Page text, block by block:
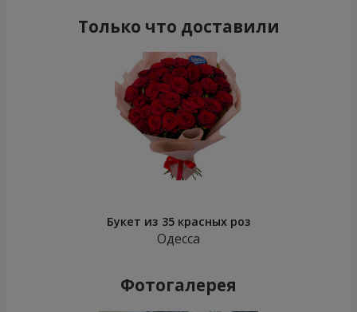
Только что доставили
Букет из 35 красных роз
Одесса
Фотогалерея